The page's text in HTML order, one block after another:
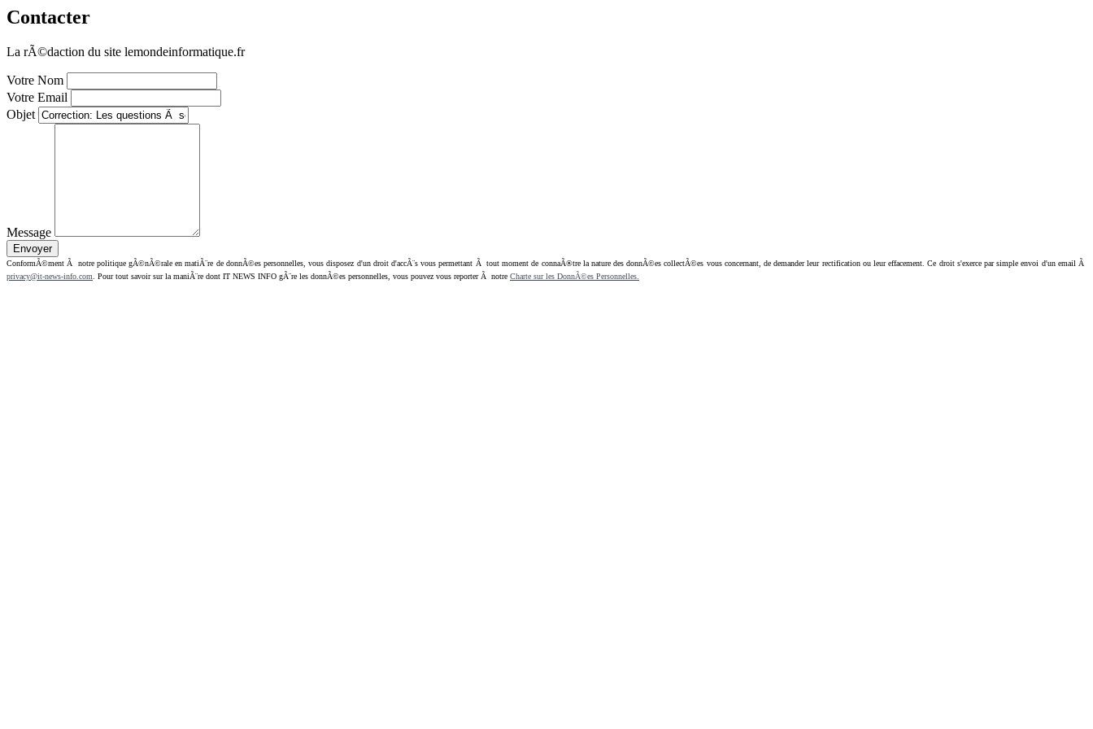
Contacter
La rÃ©daction du site lemondeinformatique.fr
Votre Nom
Votre Email
Objet
Message
ConformÃ©ment Ã notre politique gÃ©nÃ©rale en matiÃ¨re de donnÃ©es personnelles, vous disposez d'un droit d'accÃ¨s vous permettant Ã tout moment de connaÃ®tre la nature des donnÃ©es collectÃ©es vous concernant, de demander leur rectification ou leur effacement. Ce droit s'exerce par simple envoi d'un email Ã
privacy@it-news-info.com . Pour tout savoir sur la maniÃ¨re dont IT NEWS INFO gÃ¨re les donnÃ©es personnelles, vous pouvez vous reporter Ã notre Charte sur les DonnÃ©es Personnelles.